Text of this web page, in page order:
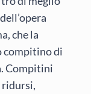
che la
compitino di
Compitini
ridursi,